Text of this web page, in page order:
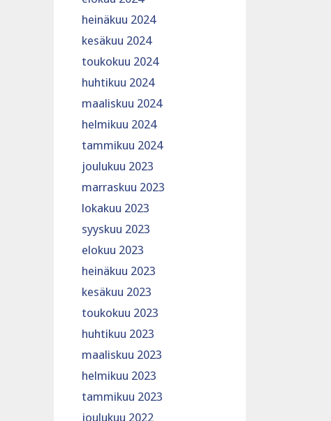
heinäkuu 2024
kesäkuu 2024
toukokuu 2024
huhtikuu 2024
maaliskuu 2024
helmikuu 2024
tammikuu 2024
joulukuu 2023
marraskuu 2023
lokakuu 2023
syyskuu 2023
elokuu 2023
heinäkuu 2023
kesäkuu 2023
toukokuu 2023
huhtikuu 2023
maaliskuu 2023
helmikuu 2023
tammikuu 2023
joulukuu 2022